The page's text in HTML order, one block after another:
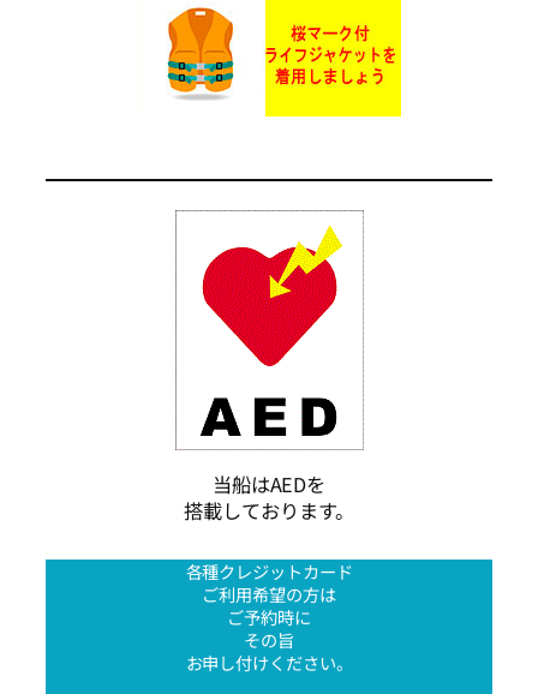
当船はAEDを
搭載しております。
各種クレジットカード
ご利用希望の方は
ご予約時に
その旨
お申し付けください。